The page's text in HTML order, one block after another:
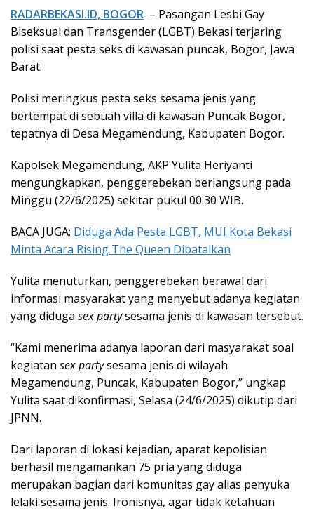
RADARBEKASI.ID, BOGOR – Pasangan Lesbi Gay
Biseksual dan Transgender (LGBT) Bekasi terjaring
polisi saat pesta seks di kawasan puncak, Bogor, Jawa
Barat.
Polisi meringkus pesta seks sesama jenis yang
bertempat di sebuah villa di kawasan Puncak Bogor,
tepatnya di Desa Megamendung, Kabupaten Bogor.
Kapolsek Megamendung, AKP Yulita Heriyanti
mengungkapkan, penggerebekan berlangsung pada
Minggu (22/6/2025) sekitar pukul 00.30 WIB.
BACA JUGA: Diduga Ada Pesta LGBT, MUI Kota Bekasi
Minta Acara Rising The Queen Dibatalkan
Yulita menuturkan, penggerebekan berawal dari
informasi masyarakat yang menyebut adanya kegiatan
yang diduga sex partysesama jenis di kawasan tersebut.
“Kami menerima adanya laporan dari masyarakat soal
kegiatan sex partysesama jenis di wilayah
Megamendung, Puncak, Kabupaten Bogor,” ungkap
Yulita saat dikonfirmasi, Selasa (24/6/2025) dikutip dari
JPNN.
Dari laporan di lokasi kejadian, aparat kepolisian
berhasil mengamankan 75 pria yang diduga
merupakan bagian dari komunitas gay alias penyuka
lelaki sesama jenis. Ironisnya, agar tidak ketahuan